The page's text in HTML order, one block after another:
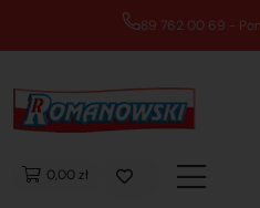
89 762 00 69 -
0,00 zł